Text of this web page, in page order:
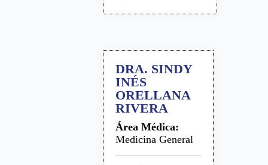
DRA. SINDY
INÉS
ORELLANA
RIVERA
Área Médica:
Medicina General